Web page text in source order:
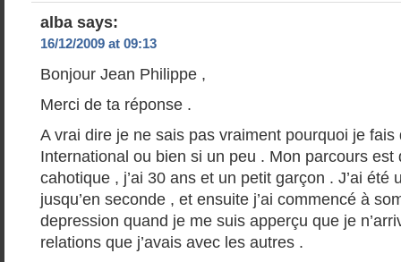
alba says:
16/12/2009 at 09:13
Bonjour Jean Philippe ,
Merci de ta réponse .
A vrai dire je ne sais pas vraiment pourquoi je fais
International ou bien si un peu . Mon parcours est
cahotique , j’ai 30 ans et un petit garçon . J’ai été
jusqu’en seconde , et ensuite j’ai commencé à
depression quand je me suis apperçu que je
relations que j’avais avec les autres .